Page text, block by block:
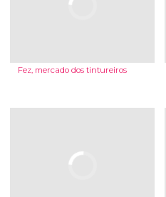
Fez, mercado dos tintureiros